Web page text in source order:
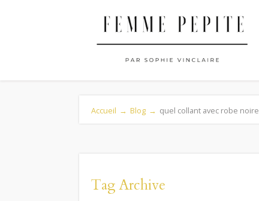
Accueil → Blog → quel collant avec robe noire
Tag Archive